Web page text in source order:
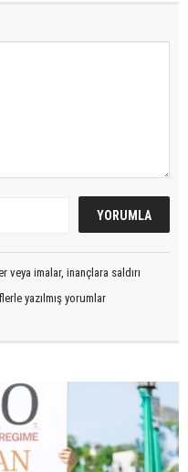
imalar, inançlara saldırı
yazılmış yorumlar